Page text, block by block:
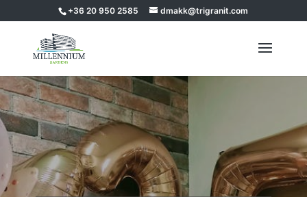
+36 20 950 2585 dmakk@trigranit.com